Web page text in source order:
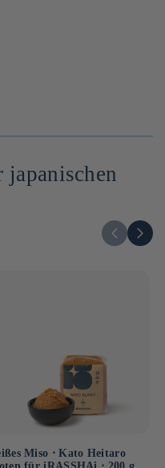
japanischen
Miso ⋅ Kato Heitaro